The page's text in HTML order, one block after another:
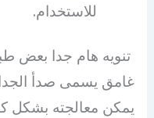
للاستخدام.
تنويه هام جدا بعض
غامق يسمى صدأ
يمكن معالجته بشكل